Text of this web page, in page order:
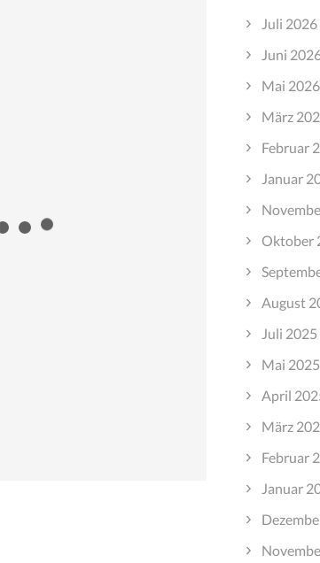
Juli 2026
Juni
Mai 2026
März
Februar
Januar
Oktober
August
Juli 2025
Mai 2025
April
März
Februar
Januar